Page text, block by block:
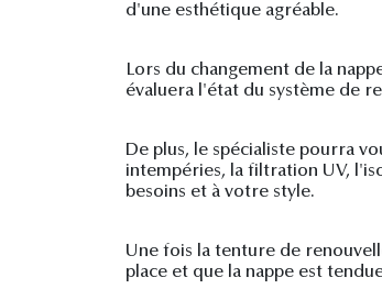
d'une esthétique agréable.
Lors du changement de la
évaluera l'état du système de
De plus, le spécialiste pourra
intempéries, la filtration UV,
besoins et à votre style.
Une fois la tenture de
place et que la nappe est